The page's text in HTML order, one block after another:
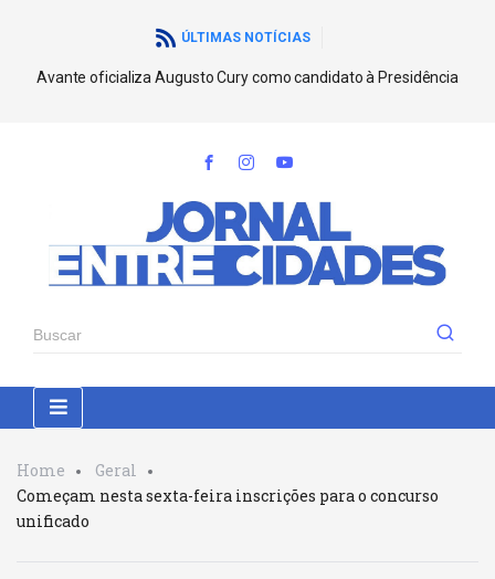
ÚLTIMAS NOTÍCIAS
Avante oficializa Augusto Cury como candidato à Presidência
Home
Geral
Começam nesta sexta-feira inscrições para o concurso
unificado